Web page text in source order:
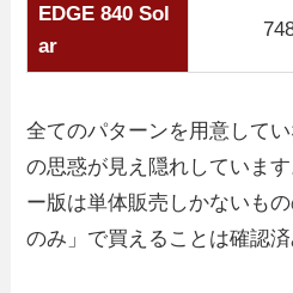
EDGE 840 Sol
ar
全てのパターンを用意して
の思惑が見え隠れしていま
ー版は単体販売しかないも
のみ」で買えることは確認済